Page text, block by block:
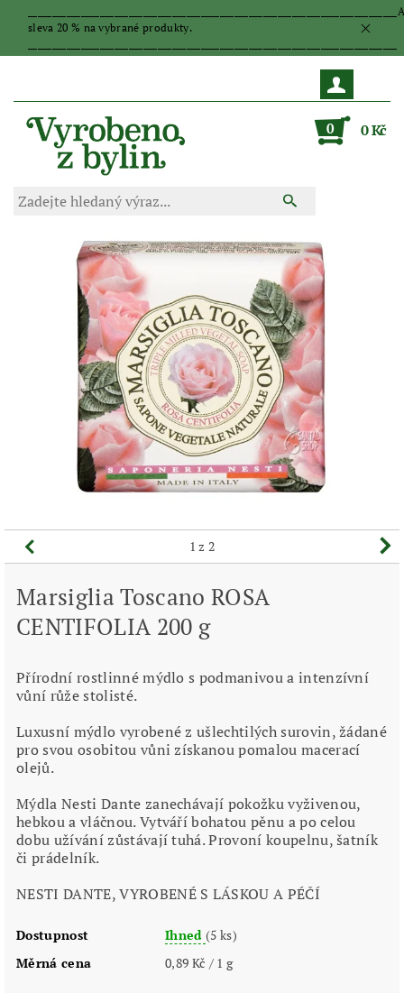
sleva 20 % na vybrané produkty.
0 0 Kč
1 z 2
Marsiglia Toscano ROSA
CENTIFOLIA 200 g
Přírodní rostlinné mýdlo s podmanivou a intenzívní
vůní růže stolisté.
Luxusní mýdlo vyrobené z ušlechtilých surovin, žádané
pro svou osobitou vůni získanou pomalou macerací
olejů.
Mýdla Nesti Dante zanechávají pokožku vyživenou,
hebkou a vláčnou. Vytváří bohatou pěnu a po celou
dobu užívání zůstávají tuhá. Provoní koupelnu, šatník
či prádelník.
NESTI DANTE, VYROBENÉ S LÁSKOU A PÉČÍ
Dostupnost Ihned(5 ks)
Měrná cena
0,89 Kč / 1 g